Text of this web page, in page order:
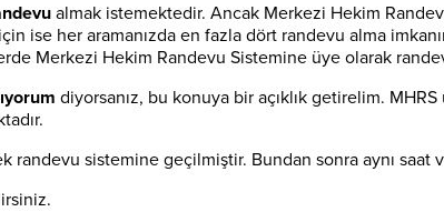
almak istemektedir. Ancak Merkezi Hekim
ise her aramanızda en fazla dört randevu alma
Merkezi Hekim Randevu Sistemine üye olarak
diyorsanız, bu konuya bir açıklık getirelim.
randevu sistemine geçilmiştir. Bundan sonra aynı